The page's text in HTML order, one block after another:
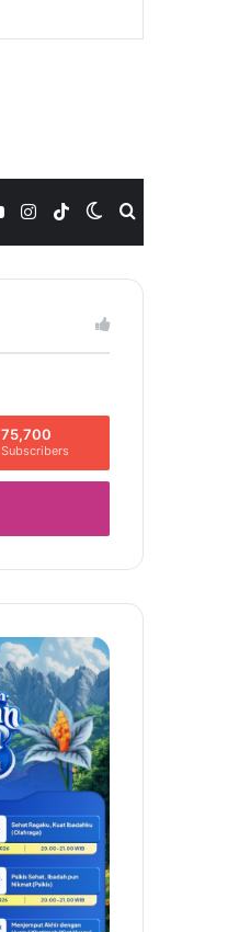
Switch
skin
TikTok
Instagram
YouTube
75,700
Subscribers